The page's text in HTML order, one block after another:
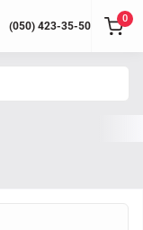
(050) 423-35-50
0